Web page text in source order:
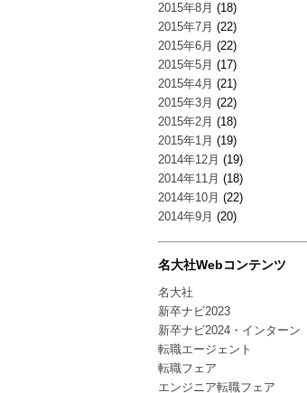
2015年8月 (18)
2015年7月 (22)
2015年6月 (22)
2015年5月 (17)
2015年4月 (21)
2015年3月 (22)
2015年2月 (18)
2015年1月 (19)
2014年12月 (19)
2014年11月 (18)
2014年10月 (22)
2014年9月 (20)
名大社Webコンテンツ
名大社
新卒ナビ2023
新卒ナビ2024・インターン
転職エージェント
転職フェア
エンジニア転職フェア